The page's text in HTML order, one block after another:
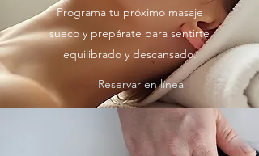
Programa tu próximo masaje
sueco y prepárate para sentirte
equilibrado y descansado.
Reservar en línea